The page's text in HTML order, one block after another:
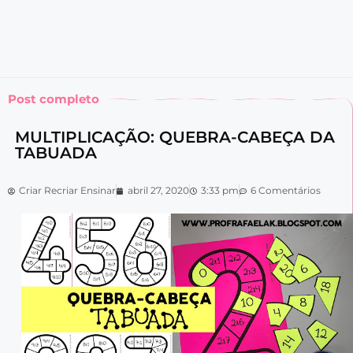
Post completo
MULTIPLICAÇÃO: QUEBRA-CABEÇA DA
TABUADA
Criar Recriar Ensinar abril 27, 2020 3:33 pm 6 Comentários